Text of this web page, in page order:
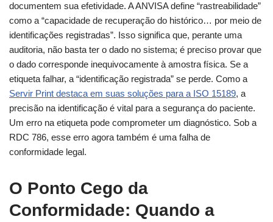
documentem sua efetividade. A ANVISA define “rastreabilidade”
como a “capacidade de recuperação do histórico… por meio de
identificações registradas”. Isso significa que, perante uma
auditoria, não basta ter o dado no sistema; é preciso provar que
o dado corresponde inequivocamente à amostra física. Se a
etiqueta falhar, a “identificação registrada” se perde. Como a
Servir Print destaca em suas soluções para a ISO 15189, a
precisão na identificação é vital para a segurança do paciente.
Um erro na etiqueta pode comprometer um diagnóstico. Sob a
RDC 786, esse erro agora também é uma falha de
conformidade legal.
O Ponto Cego da
Conformidade: Quando a